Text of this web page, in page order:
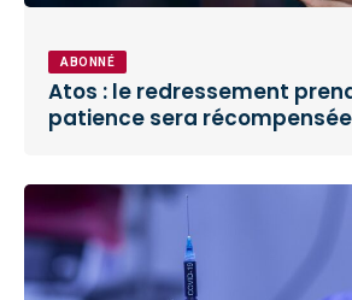
ABONNÉ
Atos : le redressement
patience sera récompensée